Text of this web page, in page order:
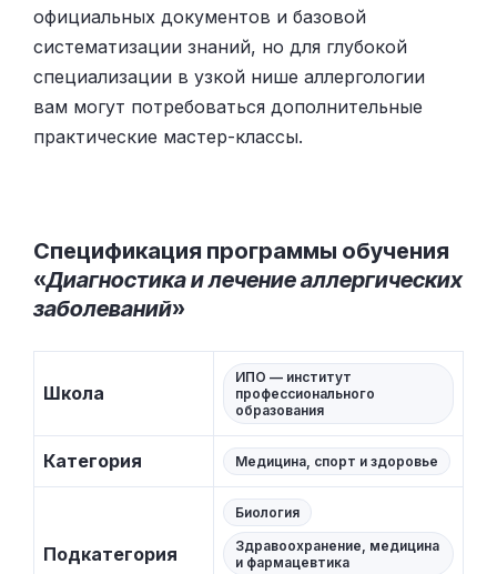
официальных документов и базовой
систематизации знаний, но для глубокой
специализации в узкой нише аллергологии
вам могут потребоваться дополнительные
практические мастер-классы.
Спецификация программы обучения
«Диагностика и лечение аллергических
заболеваний»
Школа
ИПО — институт
профессионального
образования
Категория Медицина, спорт и здоровье
Подкатегория
Биология
Здравоохранение, медицина
и фармацевтика